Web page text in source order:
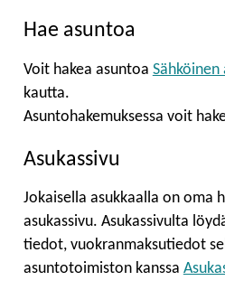
Hae asuntoa
Voit hakea asuntoa Sähköinen
kautta.
Asuntohakemuksessa voit
Asukassivu
Jokaisella asukkaalla on oma
asukassivu. Asukassivulta
tiedot, vuokranmaksutiedot
asuntotoimiston kanssa